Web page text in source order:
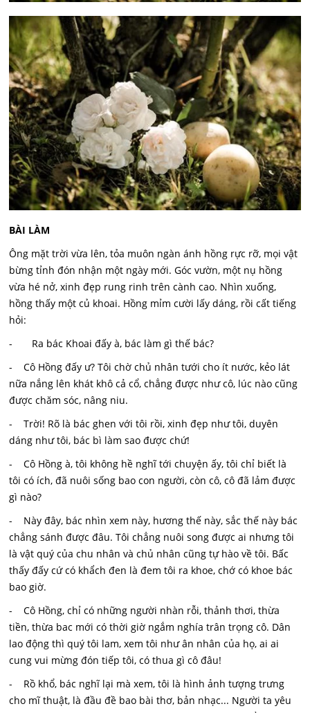
BÀI LÀM
Ông mặt trời vừa lên, tỏa muôn ngàn ánh hồng rực rỡ, mọi vật
bừng tỉnh đón nhận một ngày mới. Góc vườn, một nụ hồng
vừa hé nở, xinh đẹp rung rinh trên cành cao. Nhìn xuống,
hồng thấy một củ khoai. Hồng mỉm cười lấy dáng, rồi cất tiếng
hỏi:
- Ra bác Khoai đấy à, bác làm gì thế bác?
- Cô Hồng đấy ư? Tôi chờ chủ nhân tưới cho ít nước, kẻo lát
nữa nắng lên khát khô cả cổ, chẳng được như cô, lúc nào cũng
được chăm sóc, nâng niu.
- Trời! Rõ là bác ghen với tôi rồi, xinh đẹp như tôi, duyên
dáng như tôi, bác bì làm sao được chứ!
- Cô Hồng à, tôi không hề nghĩ tới chuyện ấy, tôi chỉ biết là
tôi có ích, đã nuôi sống bao con người, còn cô, cô đã lảm được
gì nào?
- Này đây, bác nhìn xem này, hương thế này, sắc thế này bác
chẳng sánh được đâu. Tôi chẳng nuôi song được ai nhưng tôi
là vật quý của chu nhân và chủ nhân cũng tự hào về tôi. Bấc
thấy đấy cứ có khẩch đen là đem tôi ra khoe, chớ có khoe bác
bao giờ.
- Cô Hồng, chỉ có những người nhàn rỗi, thảnh thơi, thừa
tiền, thừa bac mới có thời giờ ngắm nghía trân trọng cô. Dân
lao động thì quý tôi lam, xem tôi như ân nhân của họ, ai ai
cung vui mừng đón tiếp tôi, có thua gì cô đâu!
- Rồ khổ, bác nghĩ lại mà xem, tôi là hình ảnh tượng trưng
cho mĩ thuật, là đầu đề bao bài thơ, bản nhạc... Người ta yêu